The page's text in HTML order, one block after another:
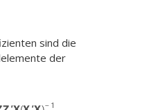
sind die
der